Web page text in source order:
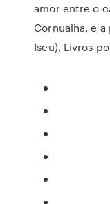
amor entre o
Cornualha, e
Iseu), Livros